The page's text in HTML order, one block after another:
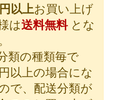
以上お買い上げ
は送料無料とな
類の種類毎で
以上の場合にな
で、配送分類が